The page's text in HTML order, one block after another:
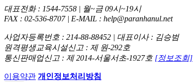
대표전화 : 1544-7558 | 월~금 09시~19시
FAX : 02-536-8707 | E-MAIL : help@paranhanul.net
사업자등록번호 : 214-88-88452 | 대표이사 : 김승범
원격평생교육시설신고 : 제 원-292호
통신판매업신고 : 제 2014-서울서초-1927호 [정보조회]
이용약관 개인정보처리방침